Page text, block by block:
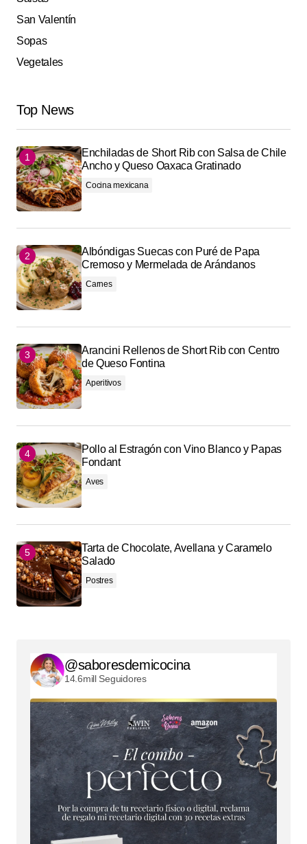
San Valentín
Sopas
Vegetales
Top News
Enchiladas de Short Rib con Salsa de Chile
Ancho y Queso Oaxaca Gratinado
Cocina mexicana
Albóndigas Suecas con Puré de Papa
Cremoso y Mermelada de Arándanos
Carnes
Arancini Rellenos de Short Rib con Centro
de Queso Fontina
Aperitivos
Pollo al Estragón con Vino Blanco y Papas
Fondant
Aves
Tarta de Chocolate, Avellana y Caramelo
Salado
Postres
@saboresdemicocina
14.6mill Seguidores